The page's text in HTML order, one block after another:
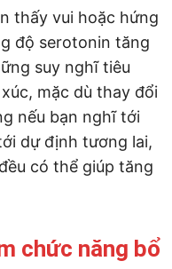
thấy vui hoặc hứng
độ serotonin tăng
suy nghĩ tiêu
mặc dù thay đổi
nếu bạn nghĩ tới
dự định tương lai,
có thể giúp tăng
chức năng bổ